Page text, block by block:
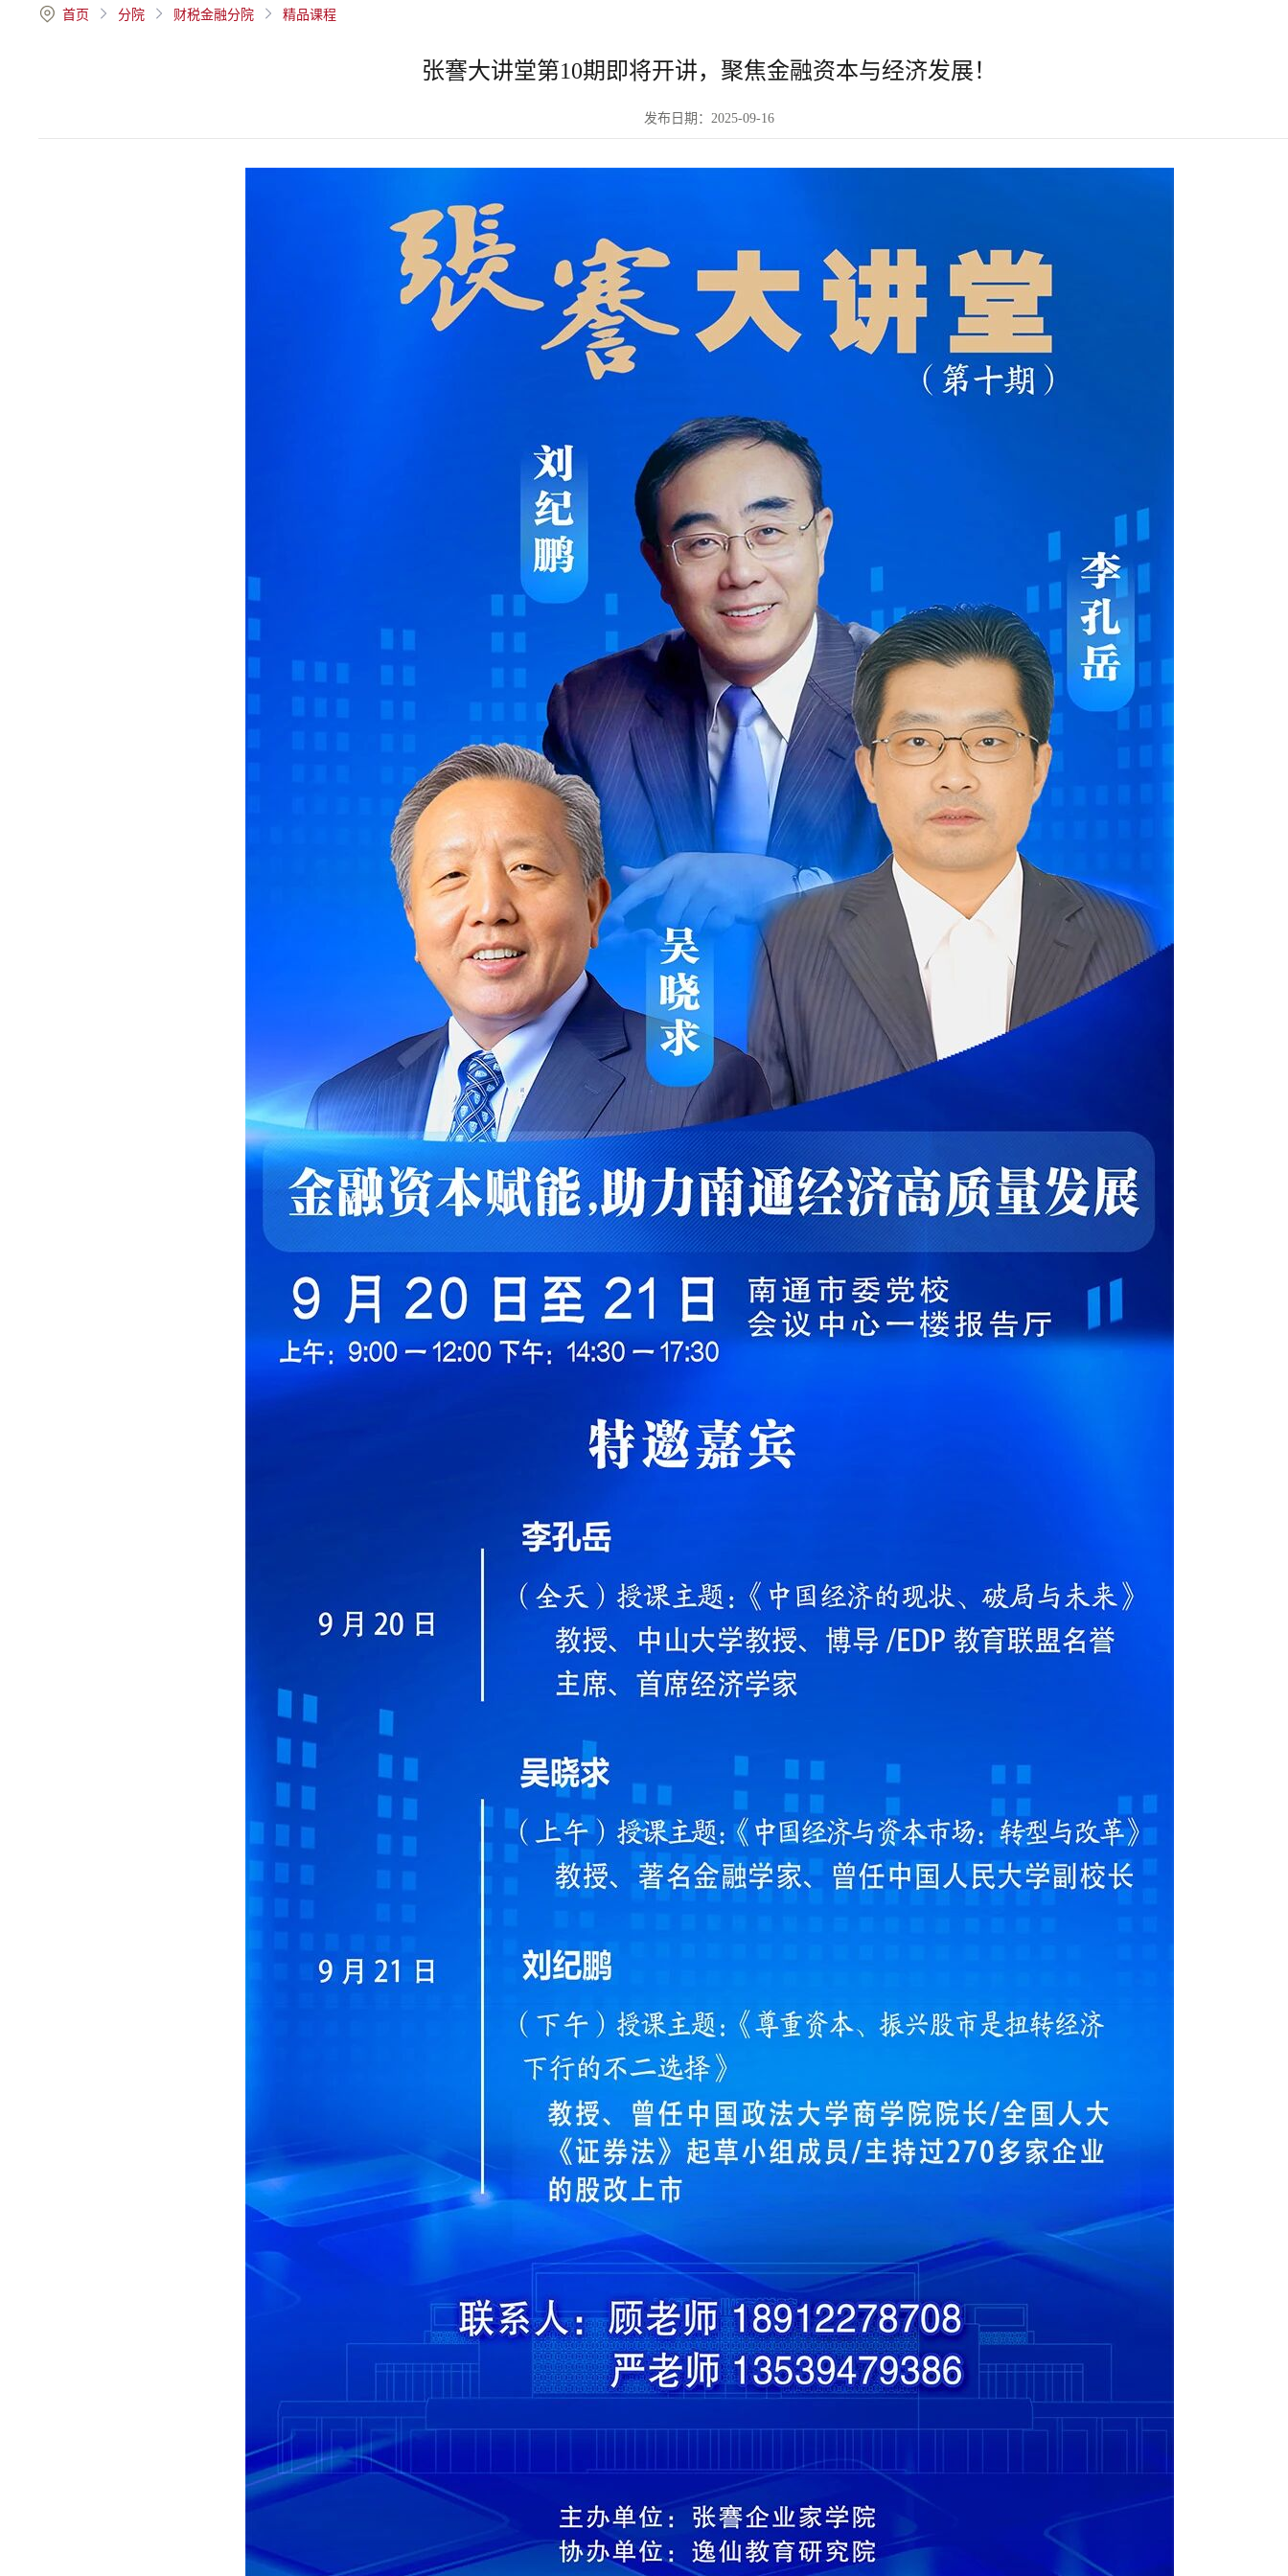
首页 分院 财税金融分院 精品课程
张謇大讲堂第10期即将开讲，聚焦金融资本与经济发展！
发布日期：2025-09-16